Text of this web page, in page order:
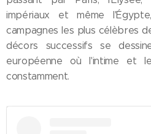
impériaux et même
campagnes les plus célèbres
décors successifs se
européenne où l'intime et
constamment.